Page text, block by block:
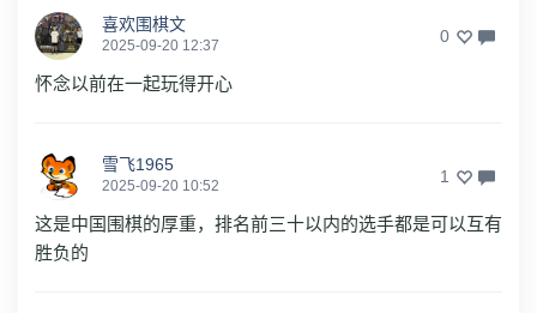
喜欢围棋文
2025-09-20 12:37 0
怀念以前在一起玩得开心
雪飞1965
2025-09-20 10:52 1
这是中国围棋的厚重，排名前三十以内的选手都是可以互有
胜负的